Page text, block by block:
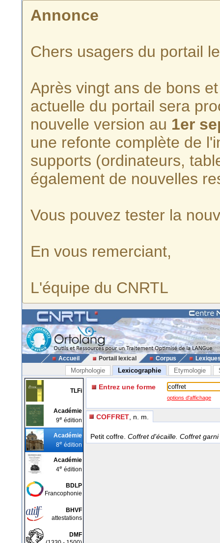
Annonce
Chers usagers du portail
Après vingt ans de bons
actuelle du portail sera
nouvelle version au 1er
une refonte complète de
supports (ordinateurs,
également de nouvelles
Vous pouvez tester la
En vous remerciant,
L'équipe du CNRTL
Accueil Portail lexical Corpus
Morphologie Lexicographie Etymologie
TLFi
Académie
9e édition
Académie
8e édition
Académie
4e édition
BDLP
Francophonie
BHVF
attestations
DMF
Entrez une forme
options d'affichage
COFFRET , n. m.
Petit coffre. Coffret d'écaille. Coffret